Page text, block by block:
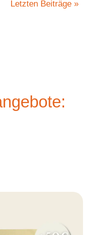
Letzten Beiträge »